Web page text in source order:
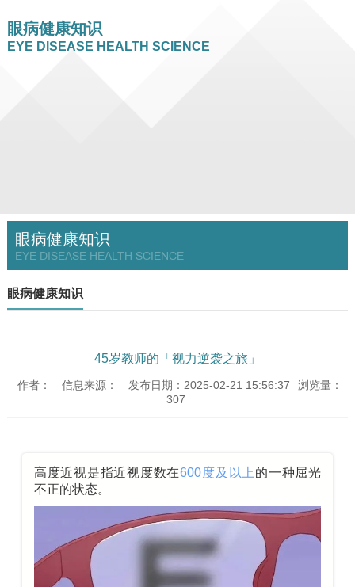
眼病健康知识
EYE DISEASE HEALTH SCIENCE
眼病健康知识
EYE DISEASE HEALTH SCIENCE
眼病健康知识
45岁教师的「视力逆袭之旅」
作者： 信息来源： 发布日期：2025-02-21 15:56:37
浏览量：
307
高度近视是指近视度数在600度及以上 的一种屈光
不正的状态。